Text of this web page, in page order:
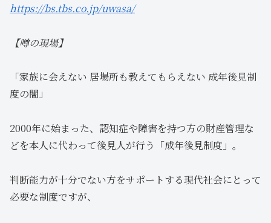
https://bs.tbs.co.jp/uwasa/
【噂の現場】
「家族に会えない 居場所も教えてもらえない 成年後見制
度の闇」
2000年に始まった、認知症や障害を持つ方の財産管理な
どを本人に代わって後見人が行う「成年後見制度」。
判断能力が十分でない方をサポートする現代社会にとって
必要な制度ですが、